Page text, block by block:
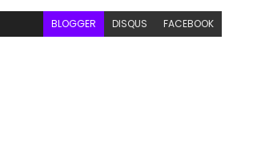
BLOGGER DISQUS FACEBOOK